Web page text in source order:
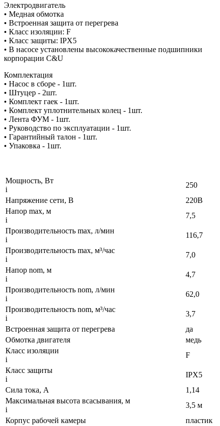
Электродвигатель
• Медная обмотка
• Встроенная защита от перегрева
• Класс изоляции: F
• Класс защиты: IPX5
• В насосе установлены высококачественные подшипники
корпорации С&U
Комплектация
• Насос в сборе - 1шт.
• Штуцер - 2шт.
• Комплект гаек - 1шт.
• Комплект уплотнительных колец - 1шт.
• Лента ФУМ - 1шт.
• Руководство по эксплуатации - 1шт.
• Гарантийный талон - 1шт.
• Упаковка - 1шт.
Мощность, Вт
i
250
Напряжение сети, В
220В
Напор max, м
i
7,5
Производительность max, л/мин
i
116,7
Производительность max, м³/час
i
7,0
Напор nom, м
i
4,7
Производительность nom, л/мин
i
62,0
Производительность nom, м³/час
i
3,7
Встроенная защита от перегрева
да
Обмотка двигателя
медь
Класс изоляции
i
F
Класс защиты
i
IPX5
Сила тока, А
1,14
Максимальная высота всасывания, м
i
3,5 м
Корпус рабочей камеры
пластик